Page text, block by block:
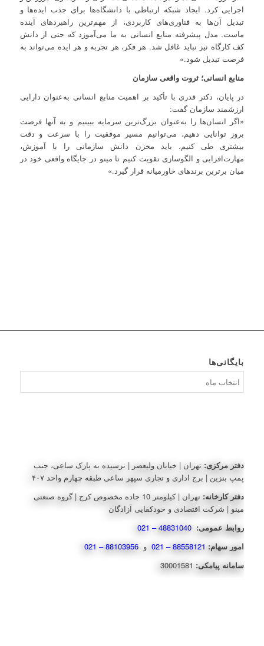
اجرایی کرد. ایجاد شبکه ارتباطی با دانشگاه‌ها برای جذب ایده‌ها و
تبدیل آن‌ها به فناوری‌های کاربردی، از مهم‌ترین راهبردهای آینده
ماست. مدل پیشرفته منابع انسانی به ما می‌آموزد که حتی از دانش
کف کارگاه نیز نباید غافل شد. هر فکر، هر تجربه و هر ایده می‌تواند به
فرصت تبدیل شود.»
منابع انسانی؛ ثروت واقعی سازمان
در پایان، دکتر قدری با تأکید بر اهمیت منابع انسانی به‌عنوان دارایی
ارزشمند سازمان گفت:
«اگر انسان‌ها را به‌عنوان بزرگ‌ترین سرمایه ببینیم و به آنها فرصت
بروز توانایی دهیم، می‌توانیم مسیر موفقیت را با سرعت و دقت
بیشتری طی کنیم. باید مخزن دانش سازمانی را با آموزش،
مهارت‌افزایی و الگوسازی تقویت کنیم تا مینو در جایگاه واقعی خود در
میان برترین برندهای خاورمیانه قرار گیرد.»
بایگانی‌ها
بایگانی‌ها
دفتر مرکزی: تهران | خیابان ولیعصر | نرسیده به پارک ساعی، جنب
پمپ بنزین | برج اداری و تجاری سپهر ساعی طبقه چهارم واحد ۴۰۷
دفتر کارخانه:
تهران | کیلومتر 10 جاده مخصوص کرج | گروه صنعتی
مینو | شرکت اقتصادی و خودکفایی آزادگان
روابط عمومی:
امور سهام: 88558121 – 021 و
سامانه پیامکی: